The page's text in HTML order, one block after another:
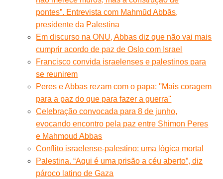
pontes”. Entrevista com Mahmūd Abbās,
presidente da Palestina
Em discurso na ONU, Abbas diz que não vai mais
cumprir acordo de paz de Oslo com Israel
Francisco convida israelenses e palestinos para
se reunirem
Peres e Abbas rezam com o papa: ''Mais coragem
para a paz do que para fazer a guerra''
Celebração convocada para 8 de junho,
evocando encontro pela paz entre Shimon Peres
e Mahmoud Abbas
Conflito israelense-palestino: uma lógica mortal
Palestina. “Aqui é uma prisão a céu aberto”, diz
pároco latino de Gaza